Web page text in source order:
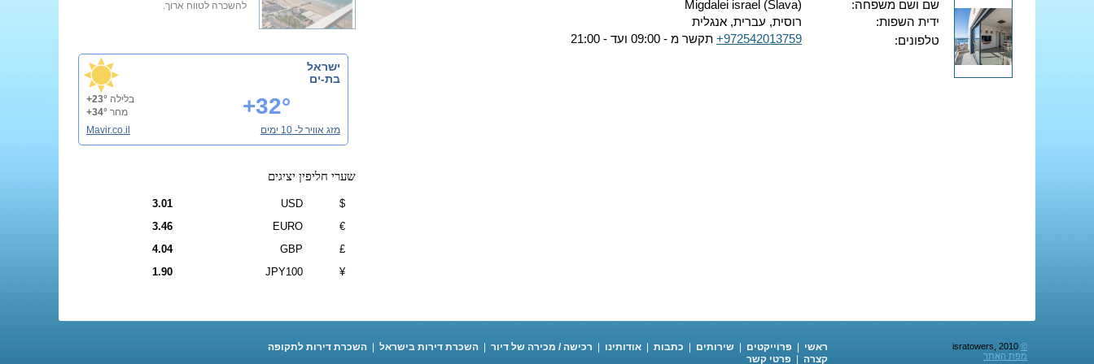
שם ושם משפחה:
Migdalei israel (Slava)
ידית השפות:
רוסית, עברית, אנגלית
טלפונים:
+972542013759 תקשר מ - 09:00 ועד - 21:00
להשכרה לטווח ארוך.
ישראל
בת-ים
+32° בלילה+23°
מחר+34°
מזג אוויר ל- 10 ימים
Mavir.co.il
שערי חליפין יציגים
$
USD
3.01
€
EURO
3.46
£
GBP
4.04
¥
JPY100
1.90
©
מפת האתר
ראשי פּרוֹייקטים שירותים כתבות אודותינו רכישה / מכירה של דיור השכרת דירות בישראל
השכרת דירות לתקופה
קצרה
פרטי קשר